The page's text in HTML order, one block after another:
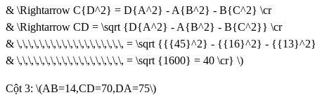
& \Rightarrow C{D^2} = D{A^2} - A{B^2} - B{C^2} \cr
& \Rightarrow CD = \sqrt {D{A^2} - A{B^2} - B{C^2}} \cr
& \,\,\,\,\,\,\,\,\,\,\,\,\,\,\,\,\,\,\, = \sqrt {{{45}^2} - {{16}^2} -
& \,\,\,\,\,\,\,\,\,\,\,\,\,\,\,\,\,\,\, = \sqrt {1600} = 40 \cr} \)
Cột 3: \(AB=14,CD=70,DA=75\)